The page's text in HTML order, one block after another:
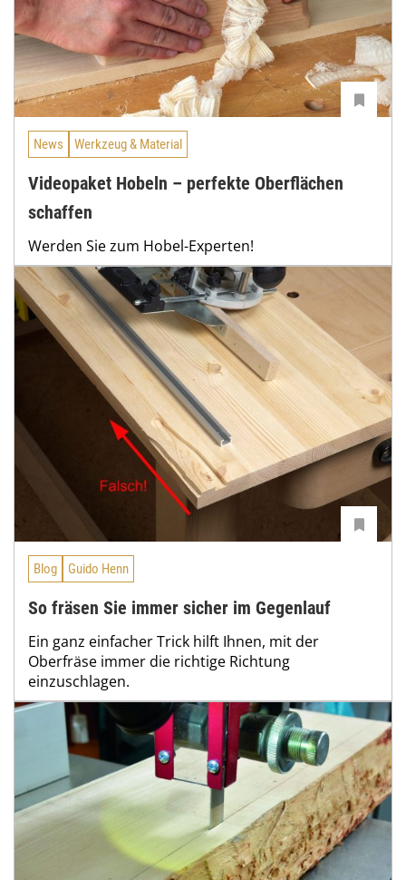
News Werkzeug & Material
Videopaket Hobeln – perfekte Oberflächen
schaffen
Werden Sie zum Hobel-Experten!
Blog Guido Henn
So fräsen Sie immer sicher im Gegenlauf
Ein ganz einfacher Trick hilft Ihnen, mit der
Oberfräse immer die richtige Richtung
einzuschlagen.